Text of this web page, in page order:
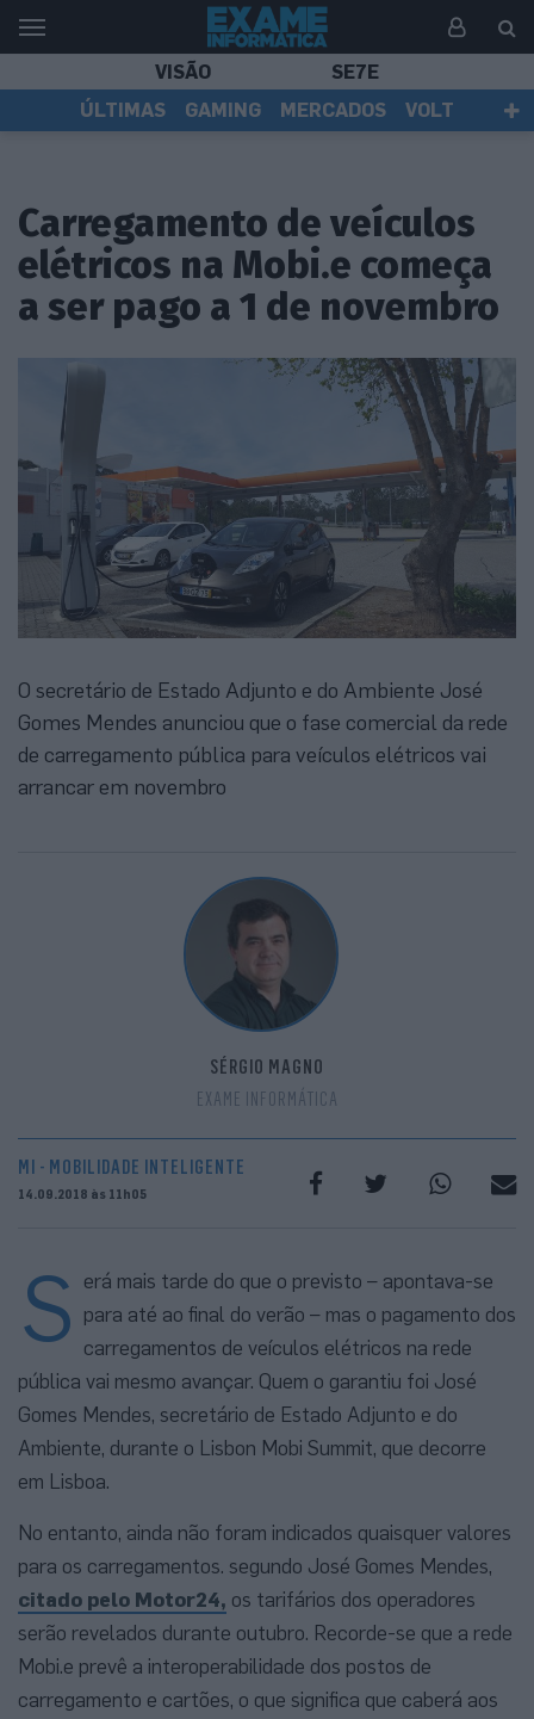
VISÃO
SE7E
ÚLTIMAS
GAMING MERCADOS
VOLT
Carregamento de veículos
elétricos na Mobi.e começa
a ser pago a 1 de novembro
O secretário de Estado Adjunto e do Ambiente José
Gomes Mendes anunciou que o fase comercial da rede
de carregamento pública para veículos elétricos vai
arrancar em novembro
SÉRGIO MAGNO
EXAME INFORMÁTICA
MI - MOBILIDADE INTELIGENTE
14.09.2018 às 11h05
S erá mais tarde do que o previsto – apontava-se
para até ao final do verão – mas o pagamento dos
carregamentos de veículos elétricos na rede
pública vai mesmo avançar. Quem o garantiu foi José
Gomes Mendes, secretário de Estado Adjunto e do
Ambiente, durante o Lisbon Mobi Summit, que decorre
em Lisboa.
No entanto, ainda não foram indicados quaisquer valores
para os carregamentos. segundo José Gomes Mendes,
citado pelo Motor24, os tarifários dos operadores
serão revelados durante outubro. Recorde-se que a rede
Mobi.e prevê a interoperabilidade dos postos de
carregamento e cartões, o que significa que caberá aos